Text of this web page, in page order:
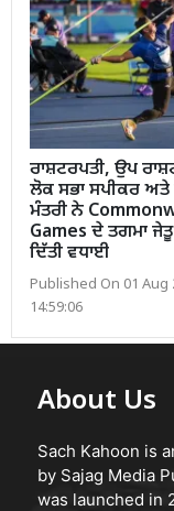
ਰਾਸ਼ਟਰਪਤੀ, ਉਪ
ਲੋਕ ਸਭਾ ਸਪੀਕਰ ਅਤੇ
ਮੰਤਰੀ ਨੇ
Games ਦੇ ਤਗਮਾ
ਦਿੱਤੀ ਵਧਾਈ
Published On 01 Aug
14:59:06
About Us
Sach Kahoon is
by Sajag Media
was launched in